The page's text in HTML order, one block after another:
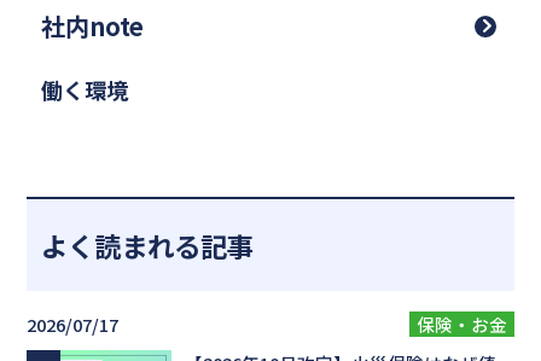
社内note
働く環境
よく読まれる記事
2026/07/17
保険・お金